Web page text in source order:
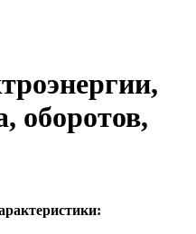
оборотов,